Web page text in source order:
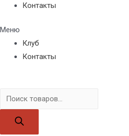
Контакты
Меню
Клуб
Контакты
Поиск
товаров